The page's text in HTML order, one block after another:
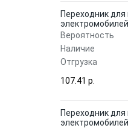
Переходник
электромобилей
Вероятность
Наличие
Отгрузка
107.41 p.
Переходник
электромобилей